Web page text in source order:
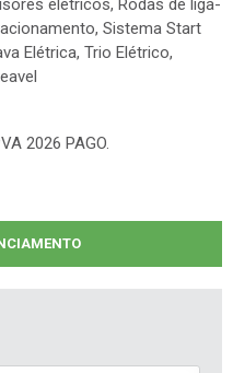
Desembaçador
Neblina, Freio ABS, Garantia
Para-choques na cor
elétricos, Rodas de liga-
Sistema Start
Elétrica, Trio Elétrico,
2026 PAGO.